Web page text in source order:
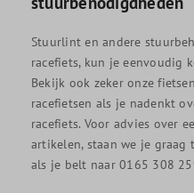
Stuurlint en andere
racefiets, kun je eenvoudig
Bekijk ook zeker onze
racefietsen als je nadenkt
racefiets. Voor advies over
artikelen, staan we je
als je belt naar 0165 308